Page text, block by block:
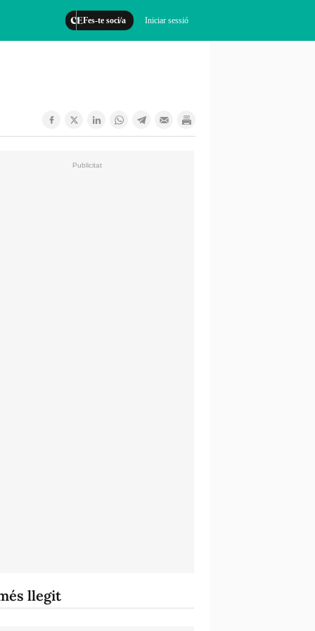
Fes-te soci/a Iniciar sessió
llegit